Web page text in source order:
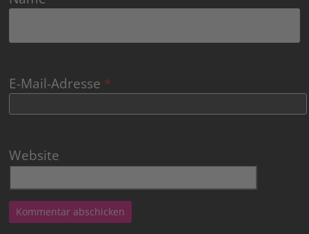
E-Mail-Adresse *
Website